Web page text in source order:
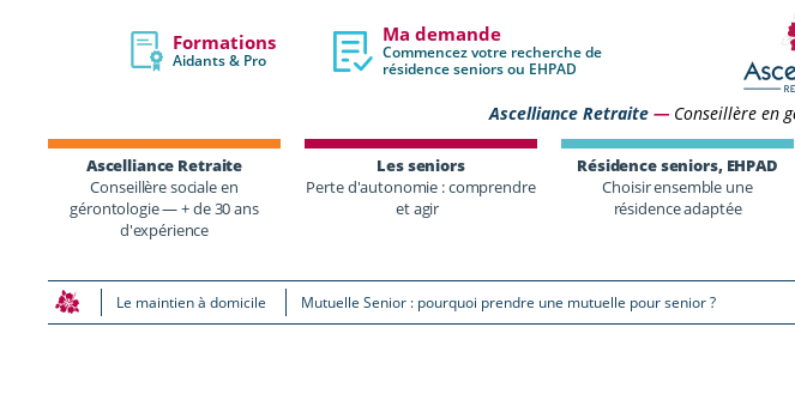
Formations
Aidants & Pro
Ma demande
Commencez votre recherche de
résidence seniors ou EHPAD
Ascelliance Retraite — Conseillère en
Ascelliance Retraite
Conseillère sociale en
gérontologie — + de 30 ans
d'expérience
Les seniors
Perte d'autonomie : comprendre
et agir
Résidence seniors, EHPAD
Choisir ensemble une
résidence adaptée
Le maintien à domicile Mutuelle Senior : pourquoi prendre une mutuelle pour senior ?